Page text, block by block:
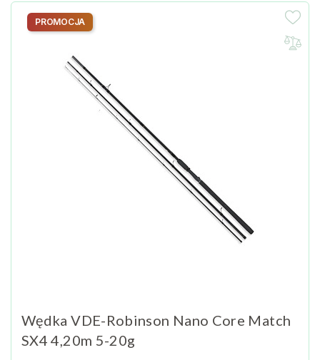
Wędka VDE-Robinson Nano Core Match
SX4 4,20m 5-20g
PROMOCJA